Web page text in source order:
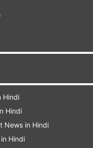
आती है, तो भैंस का दूध
सबसे अधिक है, और वहां
वाले दूध के लिए
Hindi
Hindi
News in Hindi
Hindi